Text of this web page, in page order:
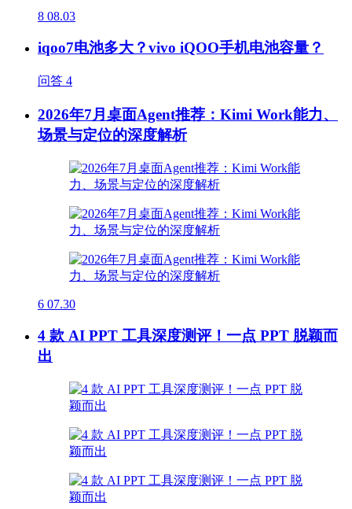
8 08.03
iqoo7电池多大？vivo iQOO手机电池容量？
问答 4
2026年7月桌面Agent推荐：Kimi Work能力、
场景与定位的深度解析
6 07.30
4 款 AI PPT 工具深度测评！一点 PPT 脱颖而
出